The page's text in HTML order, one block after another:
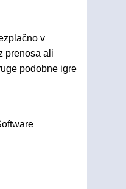
v
prenosa ali
podobne igre